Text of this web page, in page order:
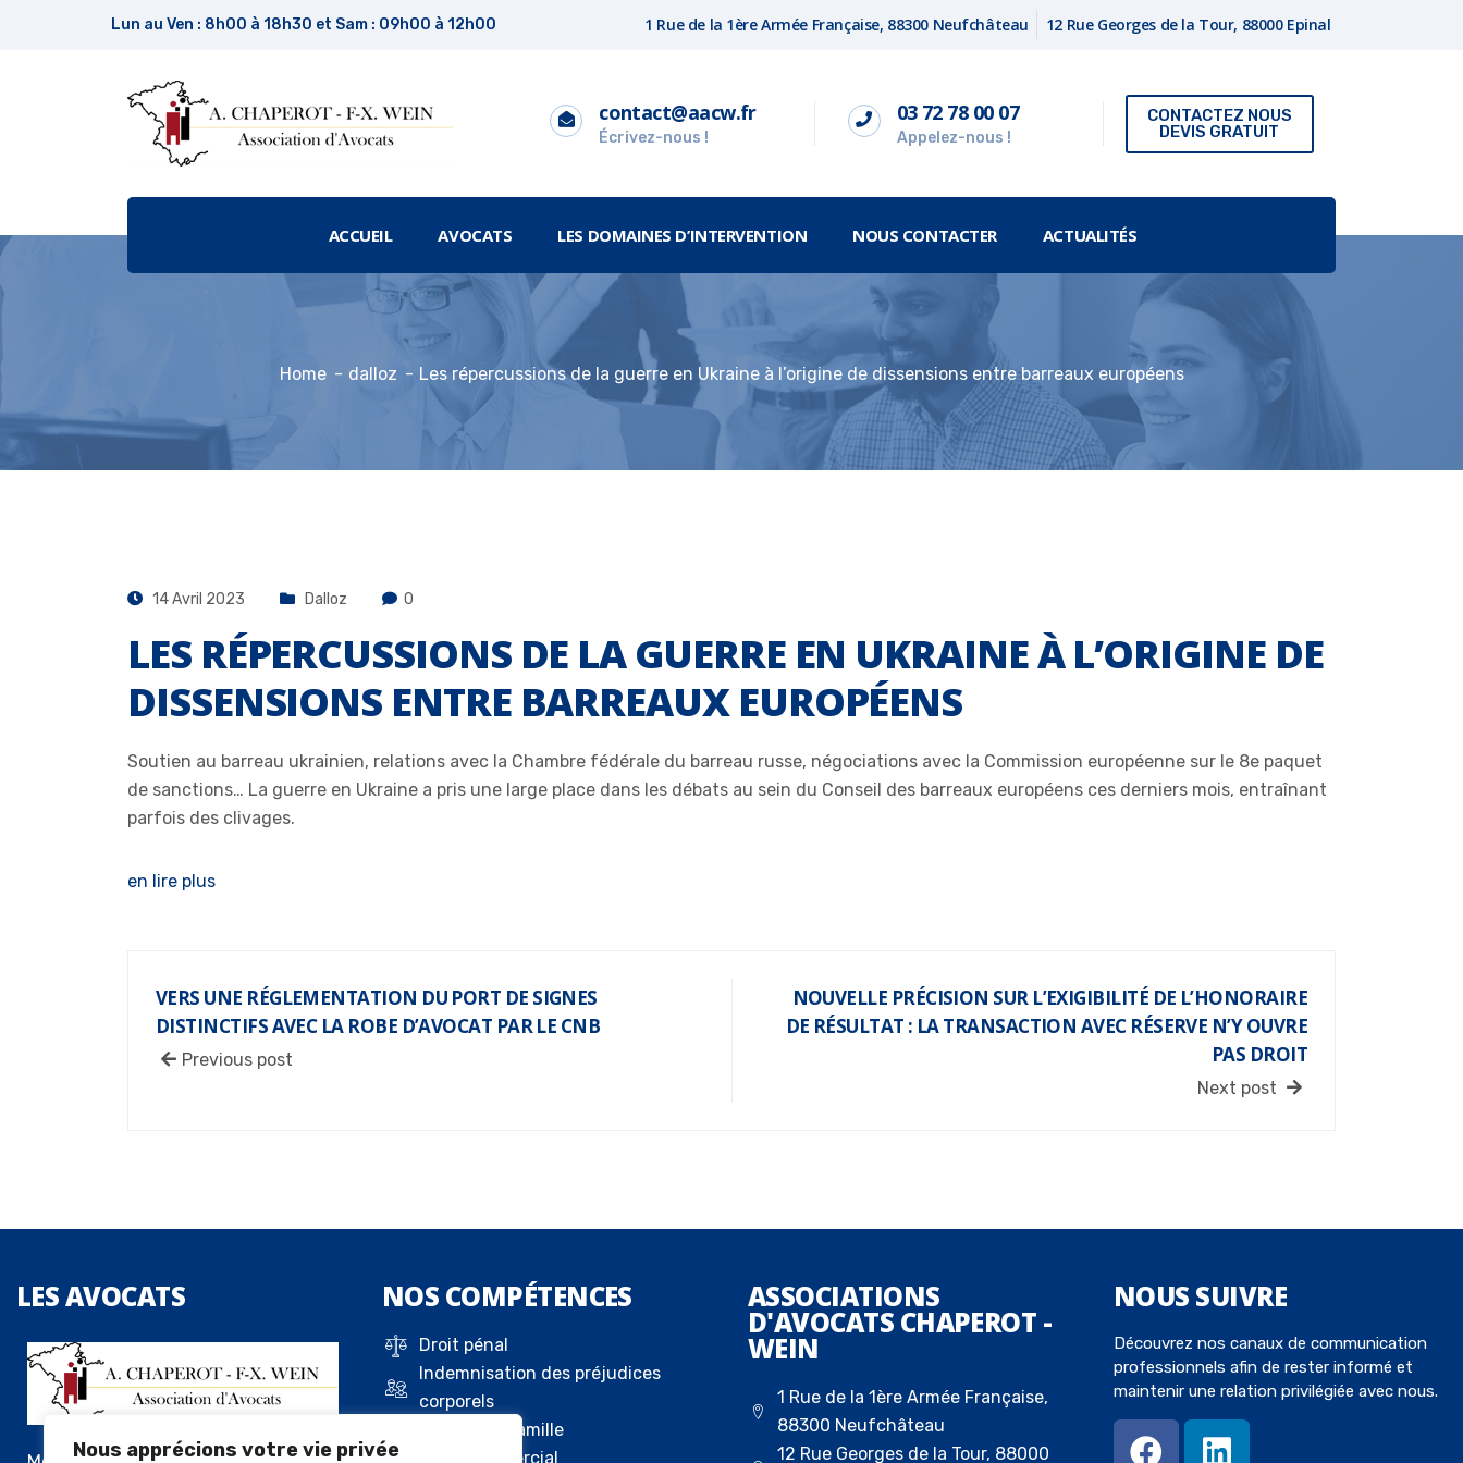
Nous apprécions votre vie privée
Lun au Ven : 8h00 à 18h30 et Sam : 09h00 à 12h00 1 Rue de la 1ère Armée Française, 88300 Neufchâteau 12 Rue Georges de la Tour, 88000 Epinal
contact@aacw.fr
Écrivez-nous !
03 72 78 00 07
Appelez-nous !
CONTACTEZ NOUS
DEVIS GRATUIT
ACCUEIL AVOCATS LES DOMAINES D’INTERVENTION NOUS CONTACTER ACTUALITÉS
Home dalloz Les répercussions de la guerre en Ukraine à l’origine de dissensions entre barreaux européens
14 Avril 2023 Dalloz 0
LES RÉPERCUSSIONS DE LA GUERRE EN UKRAINE À L’ORIGINE DE
DISSENSIONS ENTRE BARREAUX EUROPÉENS
Soutien au barreau ukrainien, relations avec la Chambre fédérale du barreau russe, négociations avec la Commission européenne sur le 8e paquet
de sanctions… La guerre en Ukraine a pris une large place dans les débats au sein du Conseil des barreaux européens ces derniers mois, entraînant
parfois des clivages.
en lire plus
VERS UNE RÉGLEMENTATION DU PORT DE SIGNES
DISTINCTIFS AVEC LA ROBE D’AVOCAT PAR LE CNB
Previous post
NOUVELLE PRÉCISION SUR L’EXIGIBILITÉ DE L’HONORAIRE
DE RÉSULTAT : LA TRANSACTION AVEC RÉSERVE N’Y OUVRE
PAS DROIT
Next post
LESAVOCATS NOS COMPÉTENCES
Droit pénal
Indemnisation des préjudices
corporels
Droit de la famille
Droit commercial
ASSOCIATIONS
D'AVOCATS CHAPEROT -
WEIN
1 Rue de la 1ère Armée Française,
88300 Neufchâteau
12 Rue Georges de la Tour, 88000
NOUS SUIVRE
Découvrez nos canaux de communication
professionnels afin de rester informé et
maintenir une relation privilégiée avec nous.